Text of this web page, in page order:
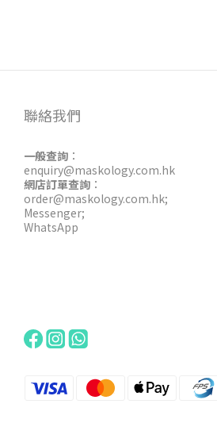
聯絡我們
一般查詢 ：
enquiry@maskology.com.hk
網店訂單查詢 ：
order@maskology.com.hk;
Messenger;
WhatsApp